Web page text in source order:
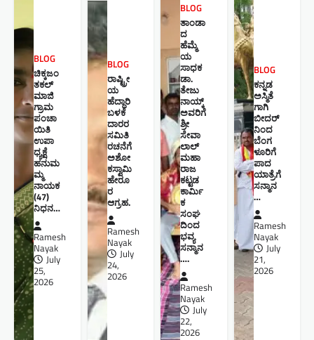
BLOG
ಚಿಕ್ಕಜಂ
ತಕಲ್
ಮಾಜಿ
ಗ್ರಾಮ
ಪಂಚಾ
ಯಿತಿ
ಉಪಾ
ಧ್ಯಕ್ಷೆ
ಹನುಮ
ಮ್ಮ
ನಾಯಕ
(47)
ನಿಧನ…
Ramesh
Nayak
July
25,
2026
BLOG
ರಾಷ್ಟ್ರೀ
ಯ
ಹೆದ್ದಾರಿ
ಬಳಕೆ
ದಾರರ
ಸಮಿತಿ
ರಚನೆಗೆ
ಅಶೋ
ಕಸ್ವಾಮಿ
ಹೇರೂ
ರ
ಆಗ್ರಹ.
Ramesh
Nayak
July
24,
2026
BLOG
ತಾಂಡಾ
ದ
ಹೆಮ್ಮೆ
ಯ
ಸಾಧಕ
ಡಾ.
ತೇಜು
ನಾಯ್ಕ್
ಅವರಿಗೆ
ಶ್ರೀ
ಸೇವಾ
ಲಾಲ್
ಮಹಾ
ರಾಜ
ಕಟ್ಟಡ
ಕಾರ್ಮಿ
ಕ
ಸಂಘ
ದಿಂದ
ಭವ್ಯ
ಸನ್ಮಾನ
….
Ramesh
Nayak
July
22,
2026
BLOG
ಕನ್ನಡ
ಅಸ್ಮಿತೆ
ಗಾಗಿ
ಬೀದರ್
ನಿಂದ
ಬೆಂಗ
ಳೂರಿಗೆ
ಪಾದ
ಯಾತ್ರೆಗೆ
ಸನ್ಮಾನ
…
Ramesh
Nayak
July
21,
2026